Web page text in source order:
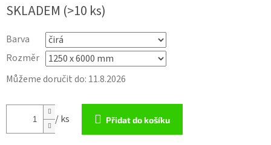
SKLADEM (>10 ks)
Barva
Rozměr
Můžeme doručit do: 11.8.2026
/ ks Přidat do košíku